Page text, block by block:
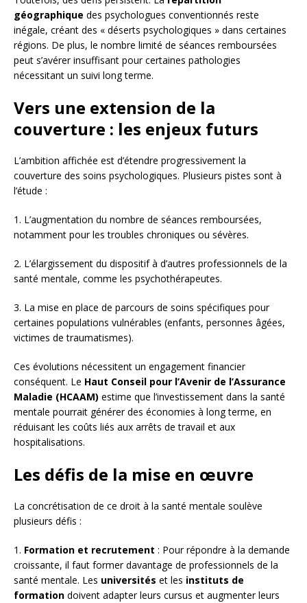
géographique des psychologues conventionnés reste
inégale, créant des « déserts psychologiques » dans certaines
régions. De plus, le nombre limité de séances remboursées
peut s’avérer insuffisant pour certaines pathologies
nécessitant un suivi long terme.
Vers une extension de la
couverture : les enjeux futurs
L’ambition affichée est d’étendre progressivement la
couverture des soins psychologiques. Plusieurs pistes sont à
l’étude :
1. L’augmentation du nombre de séances remboursées,
notamment pour les troubles chroniques ou sévères.
2. L’élargissement du dispositif à d’autres professionnels de la
santé mentale, comme les psychothérapeutes.
3. La mise en place de parcours de soins spécifiques pour
certaines populations vulnérables (enfants, personnes âgées,
victimes de traumatismes).
Ces évolutions nécessitent un engagement financier
conséquent. Le Haut Conseil pour l’Avenir de l’Assurance
Maladie (HCAAM) estime que l’investissement dans la santé
mentale pourrait générer des économies à long terme, en
réduisant les coûts liés aux arrêts de travail et aux
hospitalisations.
Les défis de la mise en œuvre
La concrétisation de ce droit à la santé mentale soulève
plusieurs défis :
1. Formation et recrutement : Pour répondre à la demande
croissante, il faut former davantage de professionnels de la
santé mentale. Les universités et les instituts de
formation doivent adapter leurs cursus et augmenter leurs